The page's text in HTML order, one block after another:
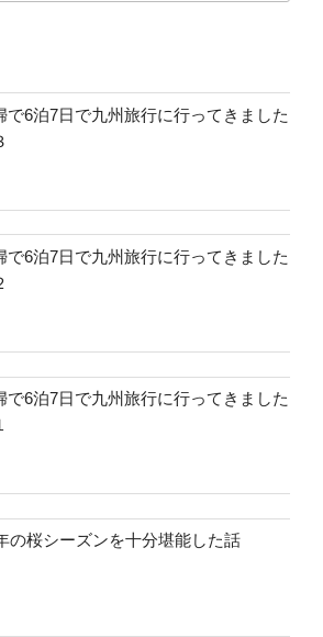
で6泊7日で九州旅行に行ってきました
で6泊7日で九州旅行に行ってきました
で6泊7日で九州旅行に行ってきました
の桜シーズンを十分堪能した話